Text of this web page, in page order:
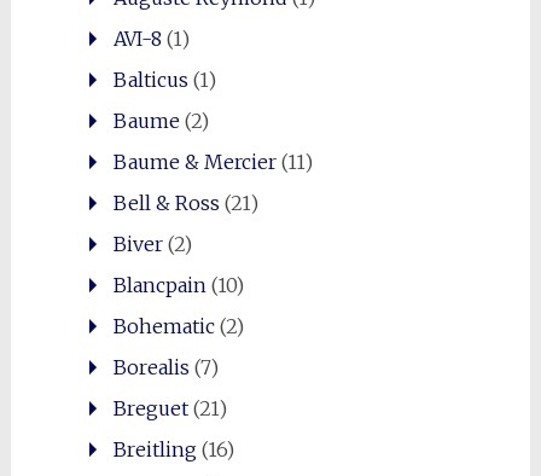
AVI-8 (1)
Balticus (1)
Baume(2)
Baume & Mercier(11)
Bell & Ross (21)
Biver(2)
Blancpain (10)
Bohematic(2)
Borealis (7)
Breguet(21)
Breitling(16)